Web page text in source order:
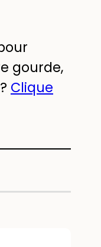
gourde,
Clique